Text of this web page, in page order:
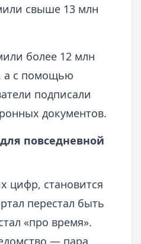
свыше 13 млн
более 12 млн
а с помощью
подписали
документов.
повседневной
цифр, становится
перестал быть
«про время».
— пара